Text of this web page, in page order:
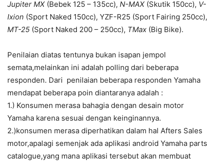
Jupiter MX (Bebek 125 – 135cc), N-MAX (Skutik 150cc), V-
Ixion (Sport Naked 150cc), YZF-R25 (Sport Fairing 250cc),
MT-25 (Sport Naked 200 – 250cc), TMax (Big Bike).
Penilaian diatas tentunya bukan isapan jempol
semata,melainkan ini adalah polling dari beberapa
responden. Dari penilaian beberapa responden Yamaha
mendapat beberapa poin diantaranya adalah :
1.) Konsumen merasa bahagia dengan desain motor
Yamaha karena sesuai dengan keinginannya.
2.)konsumen merasa diperhatikan dalam hal Afters Sales
motor,apalagi semenjak ada aplikasi android Yamaha parts
catalogue,yang mana aplikasi tersebut akan membuat